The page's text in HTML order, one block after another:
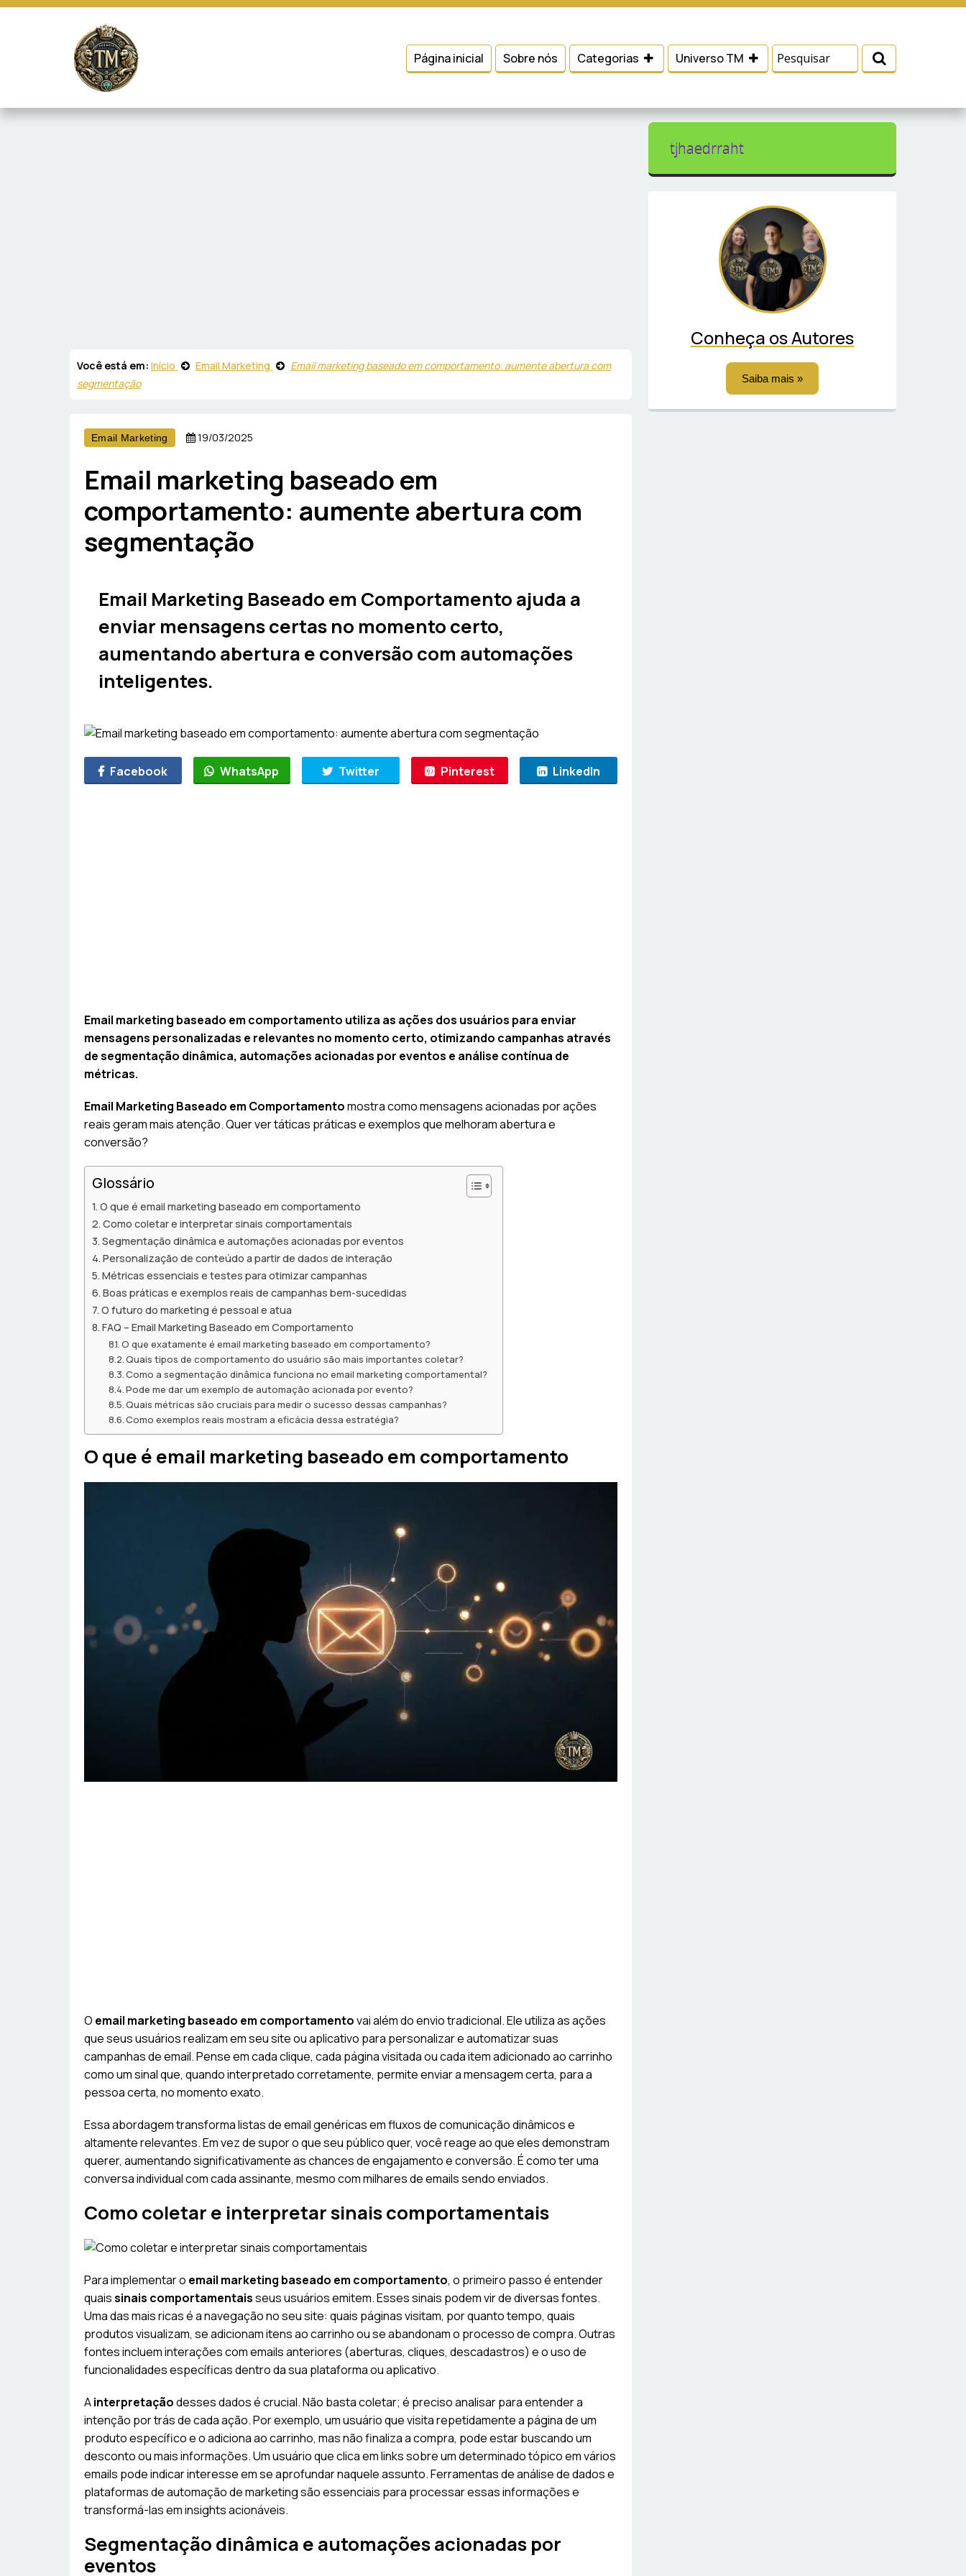
Página inicial Sobre nós Categorias Universo TM
Você está em: Início Email Marketing
Email marketing baseado em comportamento: aumente abertura com
segmentação
Email Marketing 19/03/2025
Email marketing baseado em
comportamento: aumente abertura com
segmentação
Email Marketing Baseado em Comportamento ajuda a
enviar mensagens certas no momento certo,
aumentando abertura e conversão com automações
inteligentes.
Facebook WhatsApp Twitter Pinterest LinkedIn
Email marketing baseado em comportamento utiliza as ações dos usuários para enviar
mensagens personalizadas e relevantes no momento certo, otimizando campanhas através
de segmentação dinâmica, automações acionadas por eventos e análise contínua de
métricas.
Email Marketing Baseado em Comportamentomostra como mensagens acionadas por ações
reais geram mais atenção. Quer ver táticas práticas e exemplos que melhoram abertura e
conversão?
Glossário
O que é email marketing baseado em comportamento
Como coletar e interpretar sinais comportamentais
Segmentação dinâmica e automações acionadas por eventos
Personalização de conteúdo a partir de dados de interação
Métricas essenciais e testes para otimizar campanhas
Boas práticas e exemplos reais de campanhas bem-sucedidas
O futuro do marketing é pessoal e atua
FAQ – Email Marketing Baseado em Comportamento
O que exatamente é email marketing baseado em comportamento?
Quais tipos de comportamento do usuário são mais importantes coletar?
Como a segmentação dinâmica funciona no email marketing comportamental?
Pode me dar um exemplo de automação acionada por evento?
Quais métricas são cruciais para medir o sucesso dessas campanhas?
Como exemplos reais mostram a eficácia dessa estratégia?
O que é email marketing baseado em comportamento
O email marketing baseado em comportamentovai além do envio tradicional. Ele utiliza as ações
que seus usuários realizam em seu site ou aplicativo para personalizar e automatizar suas
campanhas de email. Pense em cada clique, cada página visitada ou cada item adicionado ao carrinho
como um sinal que, quando interpretado corretamente, permite enviar a mensagem certa, para a
pessoa certa, no momento exato.
Essa abordagem transforma listas de email genéricas em fluxos de comunicação dinâmicos e
altamente relevantes. Em vez de supor o que seu público quer, você reage ao que eles demonstram
querer, aumentando significativamente as chances de engajamento e conversão. É como ter uma
conversa individual com cada assinante, mesmo com milhares de emails sendo enviados.
Como coletar e interpretar sinais comportamentais
Para implementar o email marketing baseado em comportamento, o primeiro passo é entender
quaissinais comportamentaisseus usuários emitem. Esses sinais podem vir de diversas fontes.
Uma das mais ricas é a navegação no seu site: quais páginas visitam, por quanto tempo, quais
produtos visualizam, se adicionam itens ao carrinho ou se abandonam o processo de compra. Outras
fontes incluem interações com emails anteriores (aberturas, cliques, descadastros) e o uso de
funcionalidades específicas dentro da sua plataforma ou aplicativo.
Ainterpretaçãodesses dados é crucial. Não basta coletar; é preciso analisar para entender a
intenção por trás de cada ação. Por exemplo, um usuário que visita repetidamente a página de um
produto específico e o adiciona ao carrinho, mas não finaliza a compra, pode estar buscando um
desconto ou mais informações. Um usuário que clica em links sobre um determinado tópico em vários
emails pode indicar interesse em se aprofundar naquele assunto. Ferramentas de análise de dados e
plataformas de automação de marketing são essenciais para processar essas informações e
transformá-las em insights acionáveis.
Segmentação dinâmica e automações acionadas por
eventos
tjhaedrraht
Conheça os Autores
Saiba mais »
marketing e fornecer conteúdo de terceiros. Leia mais em